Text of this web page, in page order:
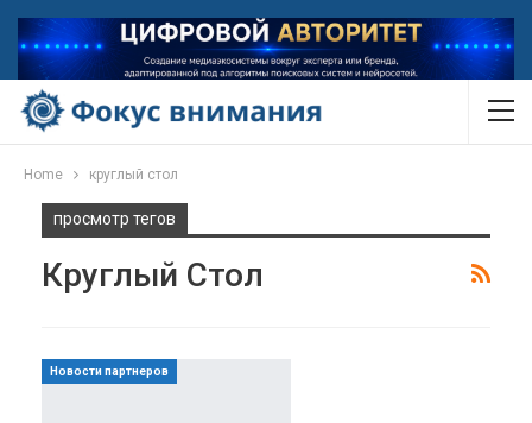
Home круглый стол
просмотр тегов
Круглый Стол
Новости партнеров